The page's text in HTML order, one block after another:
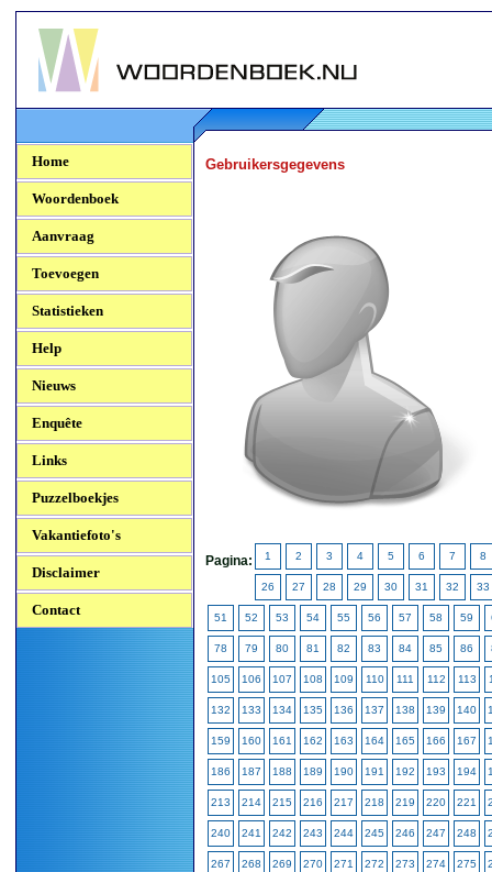
Woordenboek.NU
Home
Woordenboek
Aanvraag
Toevoegen
Statistieken
Help
Nieuws
Enquête
Links
Puzzelboekjes
Vakantiefoto's
Disclaimer
Contact
Gebruikersgegevens
Pagina: 1 2 3 4 5 6 7 8
26 27 28 29 30 31 32 33
51 52 53 54 55 56 57 58 59
78 79 80 81 82 83 84 85 86
105 106 107 108 109 110 111 112 113
132 133 134 135 136 137 138 139 140
159 160 161 162 163 164 165 166 167
186 187 188 189 190 191 192 193 194
213 214 215 216 217 218 219 220 221
240 241 242 243 244 245 246 247 248
267 268 269 270 271 272 273 274 275